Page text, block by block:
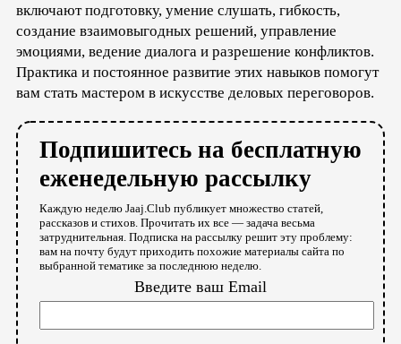
включают подготовку, умение слушать, гибкость,
создание взаимовыгодных решений, управление
эмоциями, ведение диалога и разрешение конфликтов.
Практика и постоянное развитие этих навыков помогут
вам стать мастером в искусстве деловых переговоров.
Подпишитесь на бесплатную
еженедельную рассылку
Каждую неделю Jaaj.Club публикует множество статей,
рассказов и стихов. Прочитать их все — задача весьма
затруднительная. Подписка на рассылку решит эту проблему:
вам на почту будут приходить похожие материалы сайта по
выбранной тематике за последнюю неделю.
Введите ваш Email